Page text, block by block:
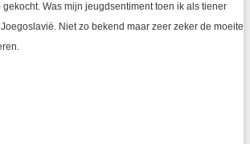
Was mijn jeugdsentiment toen ik als tiener
Niet zo bekend maar zeer zeker de moeite